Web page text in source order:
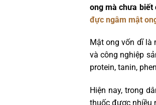
ong mà chưa biết
đực ngâm mật
Mật ong vốn dĩ là
và công nghiệp
protein, tanin,
Hiện nay, trong
thuốc được nhiều